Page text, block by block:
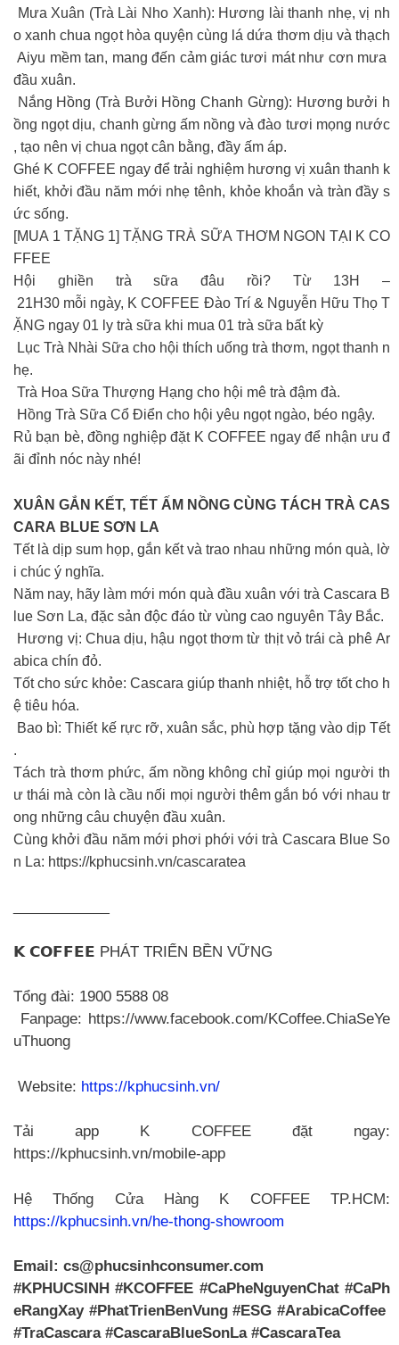
Mưa Xuân (Trà Lài Nho Xanh): Hương lài thanh nhẹ, vị nh
o xanh chua ngọt hòa quyện cùng lá dứa thơm dịu và thạch
Aiyu mềm tan, mang đến cảm giác tươi mát như cơn mưa
đầu xuân.
Nắng Hồng (Trà Bưởi Hồng Chanh Gừng): Hương bưởi h
ồng ngọt dịu, chanh gừng ấm nồng và đào tươi mọng nước
, tạo nên vị chua ngọt cân bằng, đầy ấm áp.
Ghé K COFFEE ngay để trải nghiệm hương vị xuân thanh k
hiết, khởi đầu năm mới nhẹ tênh, khỏe khoắn và tràn đầy s
ức sống.
[MUA 1 TẶNG 1] TẶNG TRÀ SỮA THƠM NGON TẠI K CO
FFEE
Hội ghiền trà sữa đâu rồi? Từ 13H –
21H30 mỗi ngày, K COFFEE Đào Trí & Nguyễn Hữu Thọ T
ẶNG ngay 01 ly trà sữa khi mua 01 trà sữa bất kỳ
Lục Trà Nhài Sữa cho hội thích uống trà thơm, ngọt thanh n
hẹ.
Trà Hoa Sữa Thượng Hạng cho hội mê trà đậm đà.
Hồng Trà Sữa Cổ Điển cho hội yêu ngọt ngào, béo ngậy.
Rủ bạn bè, đồng nghiệp đặt K COFFEE ngay để nhận ưu đ
ãi đỉnh nóc này nhé!
XUÂN GẮN KẾT, TẾT ẤM NỒNG CÙNG TÁCH TRÀ CAS
CARA BLUE SƠN LA
Tết là dịp sum họp, gắn kết và trao nhau những món quà, lờ
i chúc ý nghĩa.
Năm nay, hãy làm mới món quà đầu xuân với trà Cascara B
lue Sơn La, đặc sản độc đáo từ vùng cao nguyên Tây Bắc.
Hương vị: Chua dịu, hậu ngọt thơm từ thịt vỏ trái cà phê Ar
abica chín đỏ.
Tốt cho sức khỏe: Cascara giúp thanh nhiệt, hỗ trợ tốt cho h
ệ tiêu hóa.
Bao bì: Thiết kế rực rỡ, xuân sắc, phù hợp tặng vào dịp Tết
.
Tách trà thơm phức, ấm nồng không chỉ giúp mọi người th
ư thái mà còn là cầu nối mọi người thêm gắn bó với nhau tr
ong những câu chuyện đầu xuân.
Cùng khởi đầu năm mới phơi phới với trà Cascara Blue So
n La: https://kphucsinh.vn/cascaratea
𝗞 𝗖𝗢𝗙𝗙𝗘𝗘 PHÁT TRIỂN BỀN VỮNG
Tổng đài: 1900 5588 08
Fanpage: https://www.facebook.com/KCoffee.ChiaSeYe
uThuong
Website: https://kphucsinh.vn/
Tải app K COFFEE đặt ngay:
https://kphucsinh.vn/mobile-app
Hệ Thống Cửa Hàng K COFFEE TP.HCM:
https://kphucsinh.vn/he-thong-showroom
Email: cs@phucsinhconsumer.com
#KPHUCSINH #KCOFFEE #CaPheNguyenChat #CaPh
eRangXay #PhatTrienBenVung #ESG #ArabicaCoffee
#TraCascara #CascaraBlueSonLa #CascaraTea